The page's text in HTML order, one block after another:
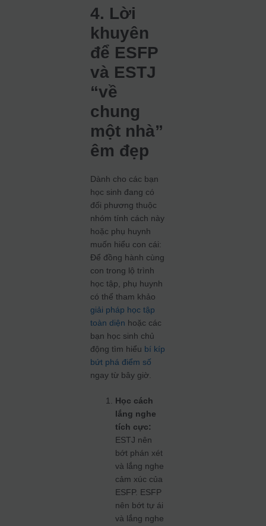
4. Lời
khuyên
để ESFP
và ESTJ
“về
chung
một nhà”
êm đẹp
Dành cho các bạn
học sinh đang có
đối phương thuộc
nhóm tính cách này
hoặc phụ huynh
muốn hiểu con cái:
Để đồng hành cùng
con trong lộ trình
học tập, phụ huynh
có thể tham khảo
giải pháp học tập
toàn diện hoặc các
bạn học sinh chủ
động tìm hiểu bí kíp
bứt phá điểm số
ngay từ bây giờ.
Học cách
lắng nghe
tích cực:
ESTJ nên
bớt phán xét
và lắng nghe
cảm xúc của
ESFP. ESFP
nên bớt tự ái
và lắng nghe